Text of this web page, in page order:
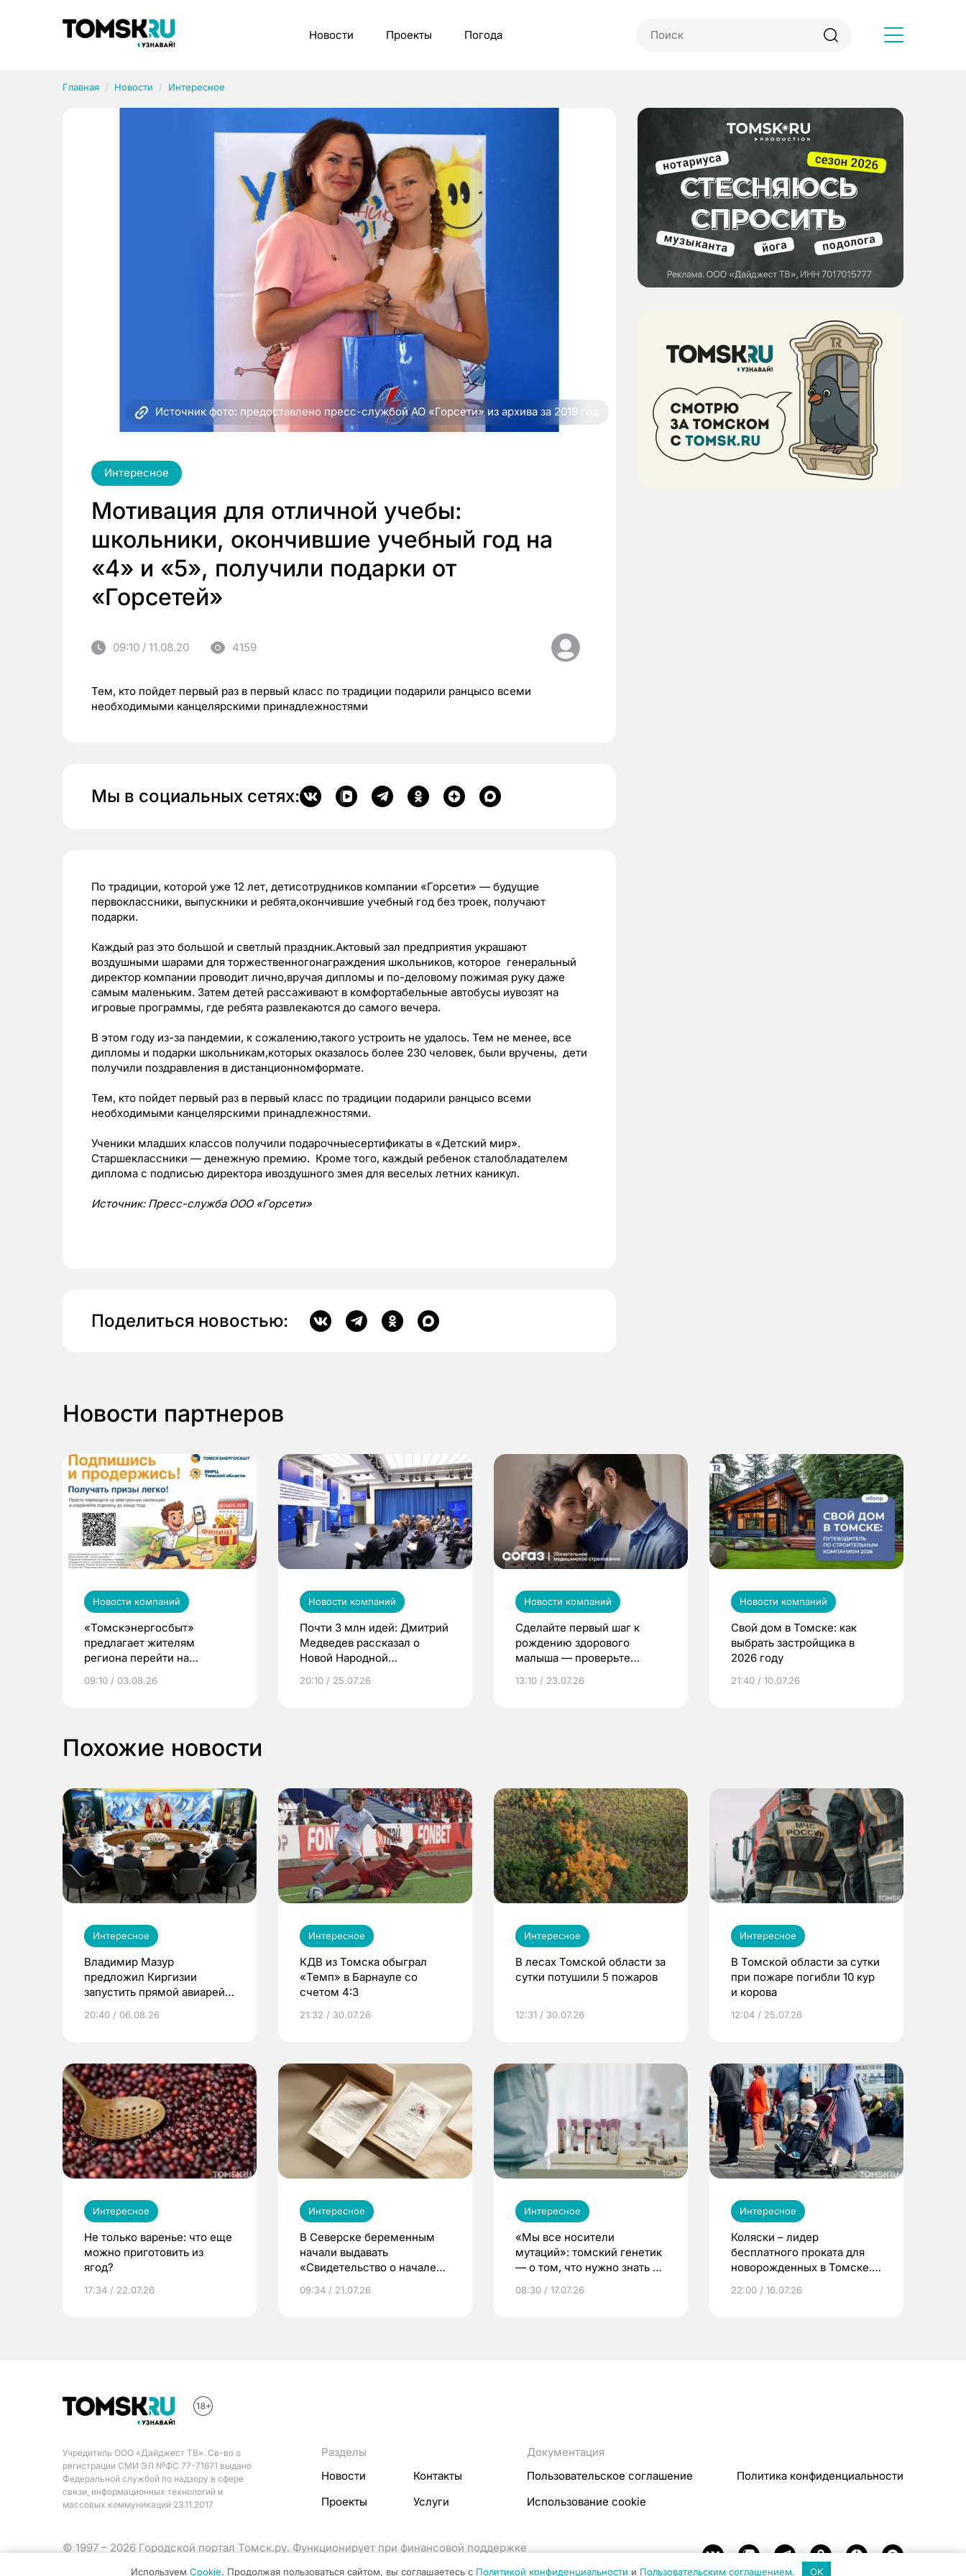
Новости Проекты Погода
Главная Новости Интересное
Источник фото: предоставлено пресс-службой АО «Горсети» из архива за 2019 год
Интересное
Мотивация для отличной учебы:
школьники, окончившие учебный год на
«4» и «5», получили подарки от
«Горсетей»
09:10 / 11.08.20 4159
Тем, кто пойдет первый раз в первый класс по традиции подарили ранцысо всеми
необходимыми канцелярскими принадлежностями
Мы в социальных сетях:
По традиции, которой уже 12 лет, детисотрудников компании «Горсети» — будущие
первоклассники, выпускники и ребята,окончившие учебный год без троек, получают
подарки.
Каждый раз это большой и светлый праздник.Актовый зал предприятия украшают
воздушными шарами для торжественногонаграждения школьников, которое генеральный
директор компании проводит лично,вручая дипломы и по-деловому пожимая руку даже
самым маленьким. Затем детей рассаживают в комфортабельные автобусы иувозят на
игровые программы, где ребята развлекаются до самого вечера.
В этом году из-за пандемии, к сожалению,такого устроить не удалось. Тем не менее, все
дипломы и подарки школьникам,которых оказалось более 230 человек, были вручены, дети
получили поздравления в дистанционномформате.
Тем, кто пойдет первый раз в первый класс по традиции подарили ранцысо всеми
необходимыми канцелярскими принадлежностями.
Ученики младших классов получили подарочныесертификаты в «Детский мир».
Старшеклассники — денежную премию. Кроме того, каждый ребенок сталобладателем
диплома с подписью директора ивоздушного змея для веселых летних каникул.
Источник: Пресс-служба ООО «Горсети»
Поделиться новостью:
Новости партнеров
Новости компаний
«Томскэнергосбыт»
предлагает жителям
региона перейти на
выиграть призы
09:10 / 03.08.26
Новости компаний
Почти 3 млн идей: Дмитрий
Медведев рассказал о
Новой Народной
20:10 / 25.07.26
Новости компаний
Сделайте первый шаг к
рождению здорового
малыша — проверьте
по ОМС!
13:10 / 23.07.26
Новости компаний
Свой дом в Томске: как
выбрать застройщика в
2026 году
21:40 / 10.07.26
Похожие новости
Интересное
Владимир Мазур
предложил Киргизии
запустить прямой авиарейс
20:40 / 06.08.26
Интересное
КДВ из Томска обыграл
«Темп» в Барнауле со
счетом 4:3
21:32 / 30.07.26
Интересное
В лесах Томской области за
сутки потушили 5 пожаров
12:31 / 30.07.26
Интересное
В Томской области за сутки
при пожаре погибли 10 кур
и корова
12:04 / 25.07.26
Интересное
Не только варенье: что еще
можно приготовить из
ягод?
17:34 / 22.07.26
Интересное
В Северске беременным
начали выдавать
«Свидетельство о начале
09:34 / 21.07.26
Интересное
«Мы все носители
мутаций»: томский генетик
— о том, что нужно знать до
08:30 / 17.07.26
Интересное
Коляски – лидер
бесплатного проката для
новорожденных в Томске.
22:00 / 16.07.26
Учредитель ООО «Дайджест ТВ». Св-во о
регистрации СМИ ЭЛ №ФС 77-71671 выдано
Федеральной службой по надзору в сфере
связи, информационных технологий и
массовых коммуникаций 23.11.2017
Разделы
Новости
Контакты
Проекты
Услуги
Документация
Пользовательское соглашение
Политика конфиденциальности
Использование cookie
© 1997 – 2026 Городской портал Томск.ру. Функционирует при финансовой поддержке
Рубрики
Используем Cookie. Продолжая пользоваться сайтом, вы соглашаетесь с Политикой конфиденциальности и Пользовательским соглашением. OK